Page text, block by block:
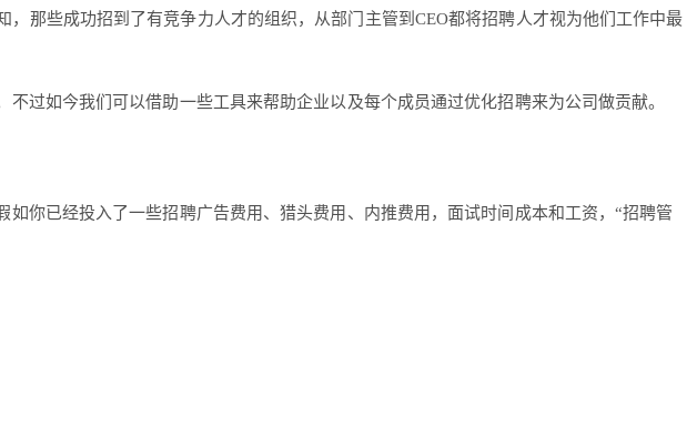
那些成功招到了有竞争力人才的组织，从部门主管到CEO都将招聘人才视为他们工作中最
过如今我们可以借助一些工具来帮助企业以及每个成员通过优化招聘来为公司做贡献。
你已经投入了一些招聘广告费用、猎头费用、内推费用，面试时间成本和工资，“招聘管